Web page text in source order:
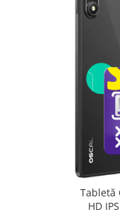
Tabletă
HD